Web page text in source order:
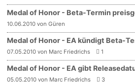
Medal of Honor - Beta-Termin
10.06.2010 von Güren
Medal of Honor - EA kündigt Beta-
07.05.2010 von Marc Friedrichs 1
Medal of Honor - EA gibt
05.05.2010 von Marc Friedrichs 3